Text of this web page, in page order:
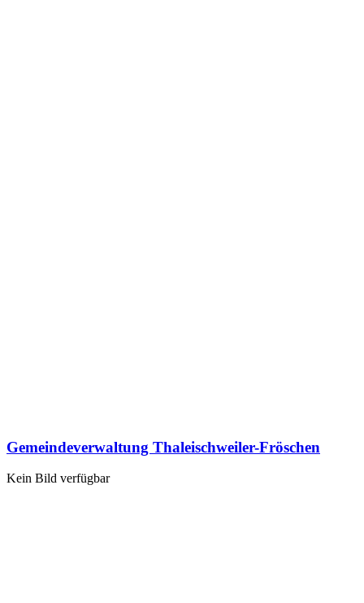
Gemeindeverwaltung Thaleischweiler-Fröschen
Kein Bild verfügbar